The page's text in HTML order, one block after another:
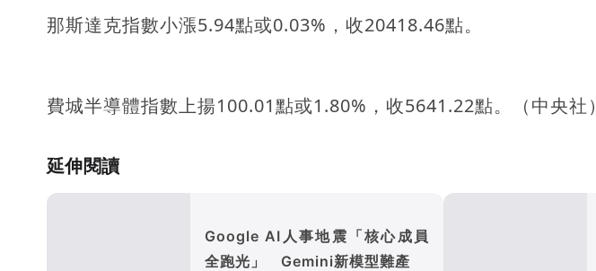
那斯達克指數小漲5.94點或0.03%，收20418.46點。
費城半導體指數上揚100.01點或1.80%，收5641.22點。（中央社）
延伸閱讀
Google AI人事地震「核心成員
全跑光」 Gemini新模型難產